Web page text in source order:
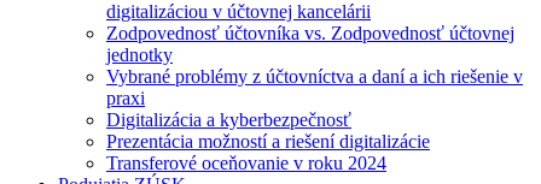
digitalizáciou v účtovnej kancelárii
Zodpovednosť účtovníka vs. Zodpovednosť účtovnej
jednotky
Vybrané problémy z účtovníctva a daní a ich riešenie v
praxi
Digitalizácia a kyberbezpečnosť
Prezentácia možností a riešení digitalizácie
Transferové oceňovanie v roku 2024